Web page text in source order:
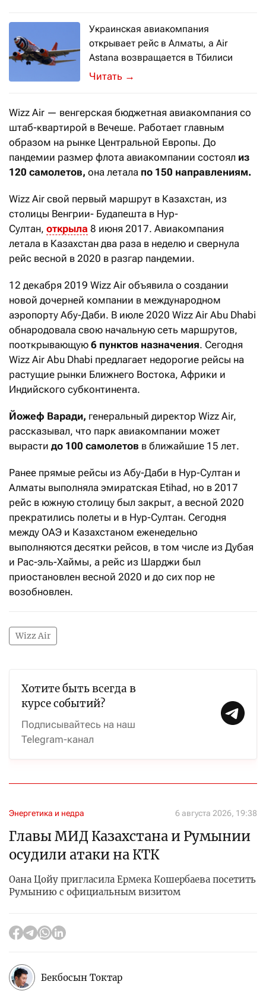
Украинская авиакомпания
открывает рейс в Алматы, а Air
Astana возвращается в Тбилиси
Казахстан постепенно расширяет
→
Wizz Air — венгерская бюджетная авиакомпания со
штаб-квартирой в Вечеше. Работает главным
образом на рынке Центральной Европы. До
пандемии размер флота авиакомпании состоял из
120 самолетов, она летала по 150 направлениям.
Wizz Air свой первый маршрут в Казахстан, из
столицы Венгрии- Будапешта в Нур-
Султан, открыла 8 июня 2017. Авиакомпания
летала в Казахстан два раза в неделю и свернула
рейс весной в 2020 в разгар пандемии.
12 декабря 2019 Wizz Air объявила о создании
новой дочерней компании в международном
аэропорту Абу-Даби. В июле 2020 Wizz Air Abu Dhabi
обнародовала свою начальную сеть маршрутов,
пооткрывающую 6 пунктов назначения. Сегодня
Wizz Air Abu Dhabi предлагает недорогие рейсы на
растущие рынки Ближнего Востока, Африки и
Индийского субконтинента.
Йожеф Варади, генеральный директор Wizz Air,
рассказывал, что парк авиакомпании может
вырасти до 100 самолетов в ближайшие 15 лет.
Ранее прямые рейсы из Абу-Даби в Нур-Султан и
Алматы выполняла эмиратская Etihad, но в 2017
рейс в южную столицу был закрыт, а весной 2020
прекратились полеты и в Нур-Султан. Сегодня
между ОАЭ и Казахстаном еженедельно
выполняются десятки рейсов, в том числе из Дубая
и Рас-эль-Хаймы, а рейс из Шарджи был
приостановлен весной 2020 и до сих пор не
возобновлен.
Wizz Air
Хотите быть всегда в
курсе событий?
Подписывайтесь на наш
Telegram-канал
Энергетика и недра 6 августа 2026, 19:38
Главы МИД Казахстана и Румынии
осудили атаки на КТК
Оана Цойу пригласила Ермека Кошербаева посетить
Румынию с официальным визитом
Бекбосын Токтар